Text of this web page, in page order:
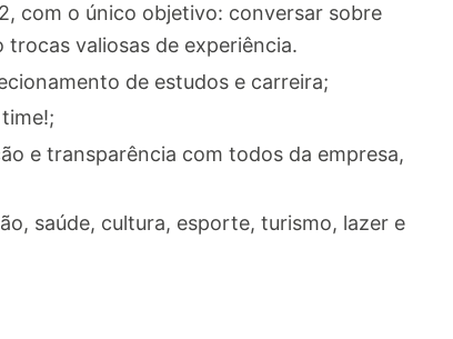
com o único objetivo: conversar sobre
valiosas de experiência.
de estudos e carreira;
e transparência com todos da empresa,
saúde, cultura, esporte, turismo, lazer e